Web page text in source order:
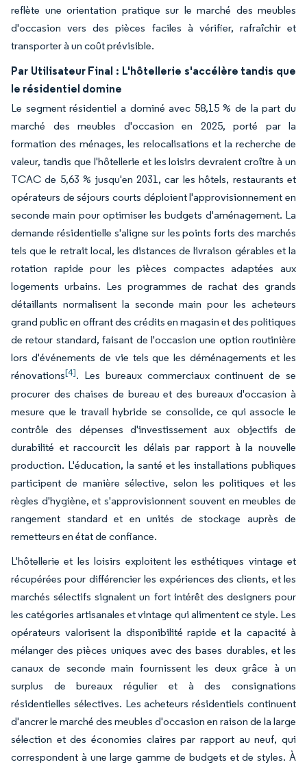
reflète une orientation pratique sur le marché des meubles
d'occasion vers des pièces faciles à vérifier, rafraîchir et
transporter à un coût prévisible.
Par Utilisateur Final : L'hôtellerie s'accélère tandis que
le résidentiel domine
Le segment résidentiel a dominé avec 58,15 % de la part du
marché des meubles d'occasion en 2025, porté par la
formation des ménages, les relocalisations et la recherche de
valeur, tandis que l'hôtellerie et les loisirs devraient croître à un
TCAC de 5,63 % jusqu'en 2031, car les hôtels, restaurants et
opérateurs de séjours courts déploient l'approvisionnement en
seconde main pour optimiser les budgets d'aménagement. La
demande résidentielle s'aligne sur les points forts des marchés
tels que le retrait local, les distances de livraison gérables et la
rotation rapide pour les pièces compactes adaptées aux
logements urbains. Les programmes de rachat des grands
détaillants normalisent la seconde main pour les acheteurs
grand public en offrant des crédits en magasin et des politiques
de retour standard, faisant de l'occasion une option routinière
lors d'événements de vie tels que les déménagements et les
rénovations[4]. Les bureaux commerciaux continuent de se
procurer des chaises de bureau et des bureaux d'occasion à
mesure que le travail hybride se consolide, ce qui associe le
contrôle des dépenses d'investissement aux objectifs de
durabilité et raccourcit les délais par rapport à la nouvelle
production. L'éducation, la santé et les installations publiques
participent de manière sélective, selon les politiques et les
règles d'hygiène, et s'approvisionnent souvent en meubles de
rangement standard et en unités de stockage auprès de
remetteurs en état de confiance.
L'hôtellerie et les loisirs exploitent les esthétiques vintage et
récupérées pour différencier les expériences des clients, et les
marchés sélectifs signalent un fort intérêt des designers pour
les catégories artisanales et vintage qui alimentent ce style. Les
opérateurs valorisent la disponibilité rapide et la capacité à
mélanger des pièces uniques avec des bases durables, et les
canaux de seconde main fournissent les deux grâce à un
surplus de bureaux régulier et à des consignations
résidentielles sélectives. Les acheteurs résidentiels continuent
d'ancrer le marché des meubles d'occasion en raison de la large
sélection et des économies claires par rapport au neuf, qui
correspondent à une large gamme de budgets et de styles. À